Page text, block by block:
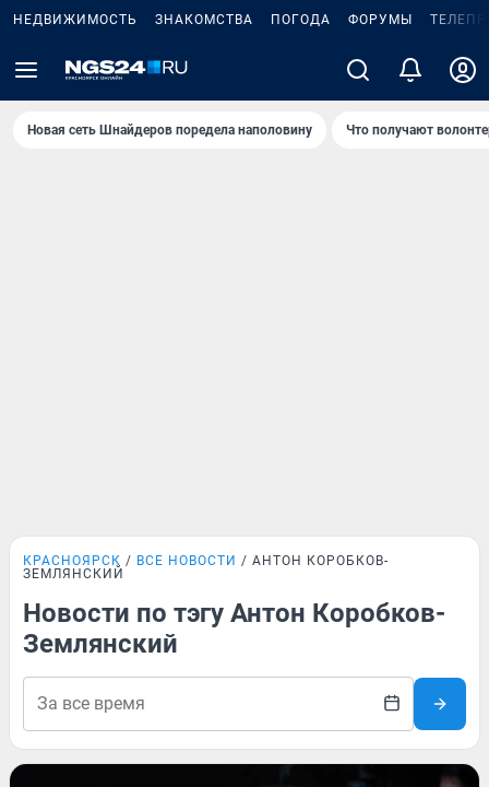
НЕДВИЖИМОСТЬ ЗНАКОМСТВА ПОГОДА ФОРУМЫ
Новая сеть Шнайдеров поредела наполовину Что получают
КРАСНОЯРСК ВСЕ НОВОСТИ
АНТОН КОРОБКОВ-
ЗЕМЛЯНСКИЙ
Новости по тэгу Антон Коробков-
Землянский